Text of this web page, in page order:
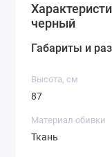
черный
Габариты и
Высота, см
87
Материал обивки
Ткань